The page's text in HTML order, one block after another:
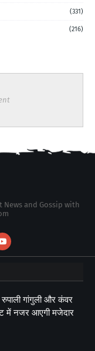
(331)
(216)
and Gossip with
रुपाली गांगुली और कंवर
में नजर आएगी मजेदार